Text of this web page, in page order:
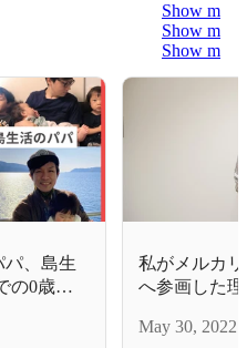
Show more
Show more
Show more
パ、島生
の0歳育
私がメルカ
へ参画した
May 30, 2022